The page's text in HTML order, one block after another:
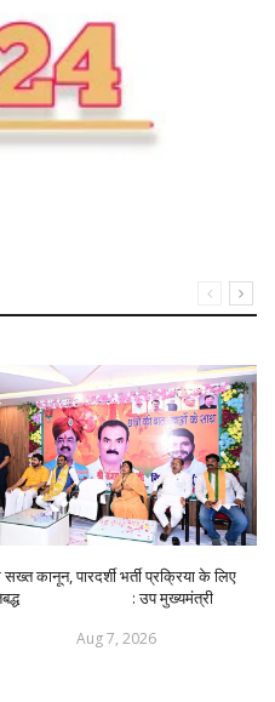
कानून, पारदर्शी भर्ती प्रक्रिया के लिए
: उप मुख्यमंत्री
Aug 7, 2026